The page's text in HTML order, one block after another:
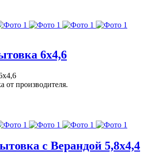
6х4,6
от производителя.
с Верандой 5,8х4,4